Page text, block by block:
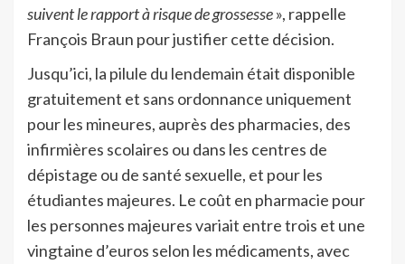
suivent le rapport à risque de grossesse», rappelle
François Braun pour justifier cette décision.
Jusqu’ici, la pilule du lendemain était disponible
gratuitement et sans ordonnance uniquement
pour les mineures, auprès des pharmacies, des
infirmières scolaires ou dans les centres de
dépistage ou de santé sexuelle, et pour les
étudiantes majeures. Le coût en pharmacie pour
les personnes majeures variait entre trois et une
vingtaine d’euros selon les médicaments, avec